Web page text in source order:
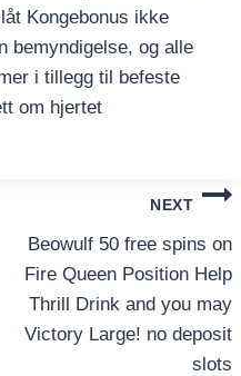
Kongebonus ikke
bemyndigelse, og alle
i tillegg til befeste
om hjertet
NEXT
Beowulf 50 free spins on
Fire Queen Position Help
Thrill Drink and you may
Victory Large! no deposit
slots